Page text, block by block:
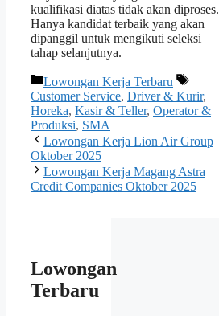
kualifikasi diatas tidak akan diproses.
Hanya kandidat terbaik yang akan
dipanggil untuk mengikuti seleksi
tahap selanjutnya.
Kategori
Lowongan Kerja Terbaru
Tag
Customer Service, Driver & Kurir,
Horeka, Kasir & Teller, Operator &
Produksi, SMA
Lowongan Kerja Lion Air Group
Oktober 2025
Lowongan Kerja Magang Astra
Credit Companies Oktober 2025
Lowongan
Terbaru